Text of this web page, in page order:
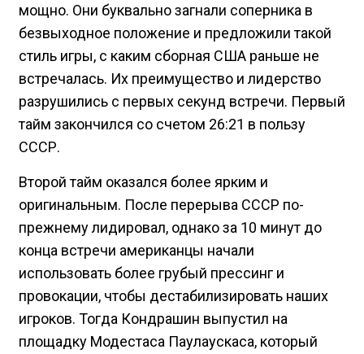
мощно. Они буквально загнали соперника в
безвыходное положение и предложили такой
стиль игры, с каким сборная США раньше не
встречалась. Их преимущество и лидерство
разрушились с первых секунд встречи. Первый
тайм закончился со счетом 26:21 в пользу
СССР.
Второй тайм оказался более ярким и
оригинальным. После перерыва СССР по-
прежнему лидировал, однако за 10 минут до
конца встречи американцы начали
использовать более грубый прессинг и
провокации, чтобы дестабилизировать наших
игроков. Тогда Кондрашин выпустил на
площадку Модестаса Паулаускаса, который